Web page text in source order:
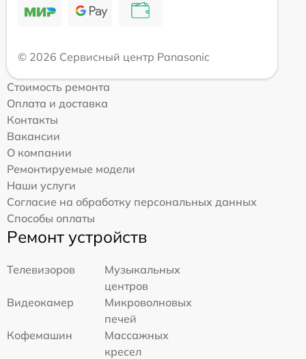
© 2026 Сервисный центр Panasonic
Стоимость ремонта
Оплата и доставка
Контакты
Вакансии
О компании
Ремонтируемые модели
Наши услуги
Согласие на обработку персональных данных
Способы оплаты
Ремонт устройств
Телевизоров
Музыкальных
центров
Видеокамер
Микроволновых
печей
Кофемашин
Массажных
кресел